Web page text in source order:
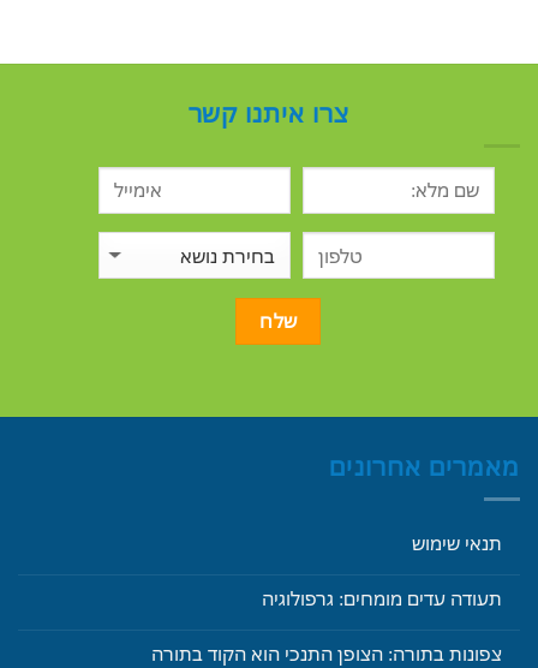
צרו איתנו קשר
מאמרים אחרונים
תנאי שימוש
תעודה עדים מומחים: גרפולוגיה
צפונות בתורה: הצופן התנכי הוא הקוד בתורה